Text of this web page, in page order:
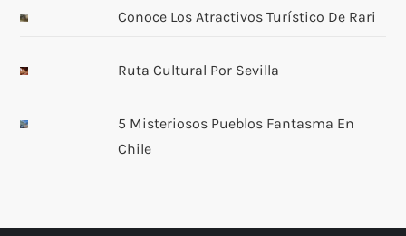
Conoce Los Atractivos Turístico De Rari
Ruta Cultural Por Sevilla
5 Misteriosos Pueblos Fantasma En
Chile